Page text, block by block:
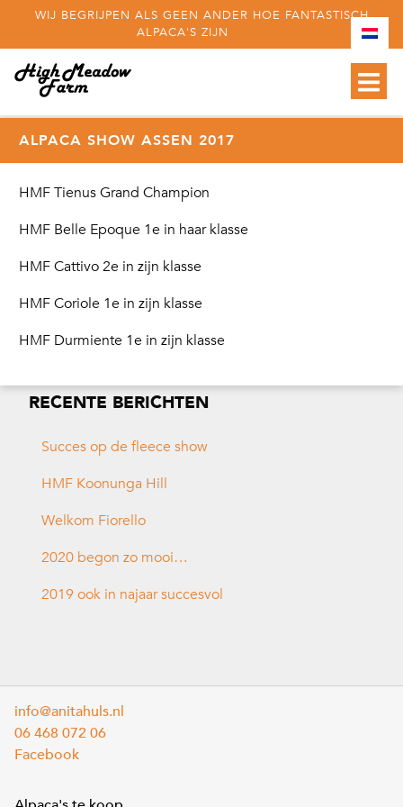
WIJ BEGRIJPEN ALS GEEN ANDER HOE FANTASTISCH
ALPACA'S ZIJN
ALPACA SHOW ASSEN 2017
HMF Tienus Grand Champion
HMF Belle Epoque 1e in haar klasse
HMF Cattivo 2e in zijn klasse
HMF Coriole 1e in zijn klasse
HMF Durmiente 1e in zijn klasse
RECENTE BERICHTEN
Succes op de fleece show
HMF Koonunga Hill
Welkom Fiorello
2020 begon zo mooi…
2019 ook in najaar succesvol
info@anitahuls.nl
06 468 072 06
Facebook